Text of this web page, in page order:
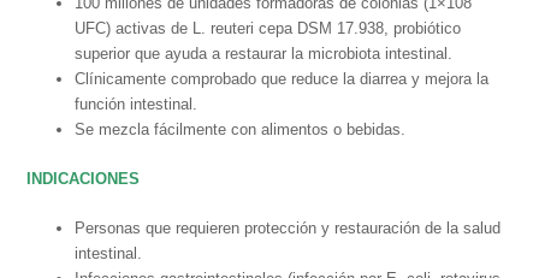
UFC) activas de L. reuteri cepa DSM 17.938, probiótico
superior que ayuda a restaurar la microbiota intestinal.
Clínicamente comprobado que reduce la diarrea y mejora la
función intestinal.
Se mezcla fácilmente con alimentos o bebidas.
INDICACIONES
Personas que requieren protección y restauración de la salud
intestinal.